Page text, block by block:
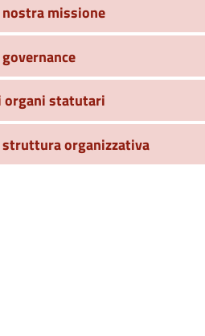
nostra missione
governance
organi statutari
struttura organizzativa